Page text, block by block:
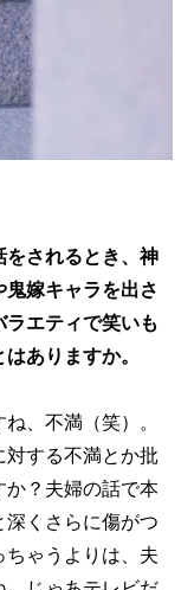
されるとき、神
鬼嫁キャラを出さ
エティで笑いも
ありますか。
、不満（笑）。
対する不満とか批
か？夫婦の話で本
深くさらに傷がつ
ちゃうよりは、夫